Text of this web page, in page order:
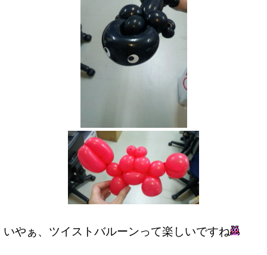
いやぁ、ツイストバルーンって楽しいですね